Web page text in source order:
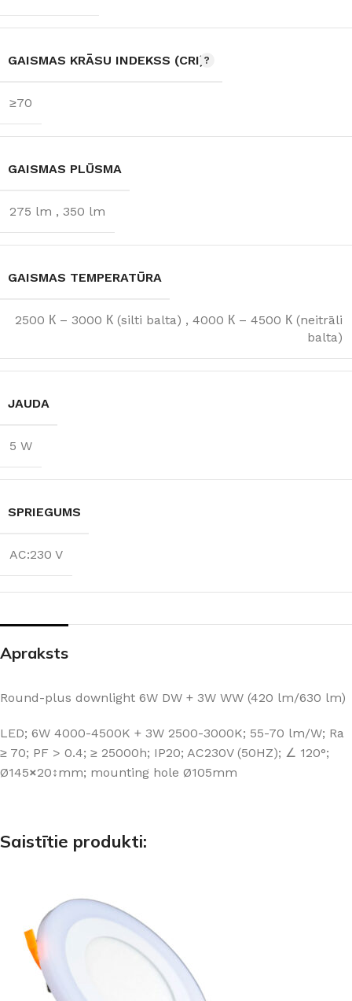
GAISMAS KRĀSU INDEKSS (CRI)
≥70
GAISMAS PLŪSMA
275 lm , 350 lm
GAISMAS TEMPERATŪRA
2500 К – 3000 К (silti balta) , 4000 К – 4500 К (neitrāli
balta)
JAUDA
5 W
SPRIEGUMS
AC:230 V
Apraksts
Round-plus downlight 6W DW + 3W WW (420 lm/630 lm)
LED; 6W 4000-4500K + 3W 2500-3000K; 55-70 lm/W; Ra
≥ 70; PF > 0.4; ≥ 25000h; IP20; AC230V (50HZ); ∠ 120°;
Ø145×20↕mm; mounting hole Ø105mm
Saistītie produkti: